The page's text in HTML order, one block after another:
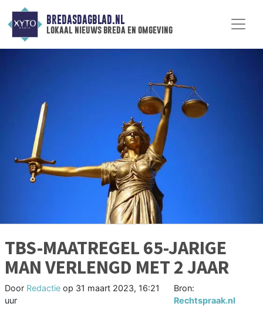
BREDASDAGBLAD.NL
lokaal nieuws breda en omgeving
TBS-MAATREGEL 65-JARIGE
MAN VERLENGD MET 2 JAAR
Door Redactie op 31 maart 2023, 16:21
uur
Bron:
Rechtspraak.nl